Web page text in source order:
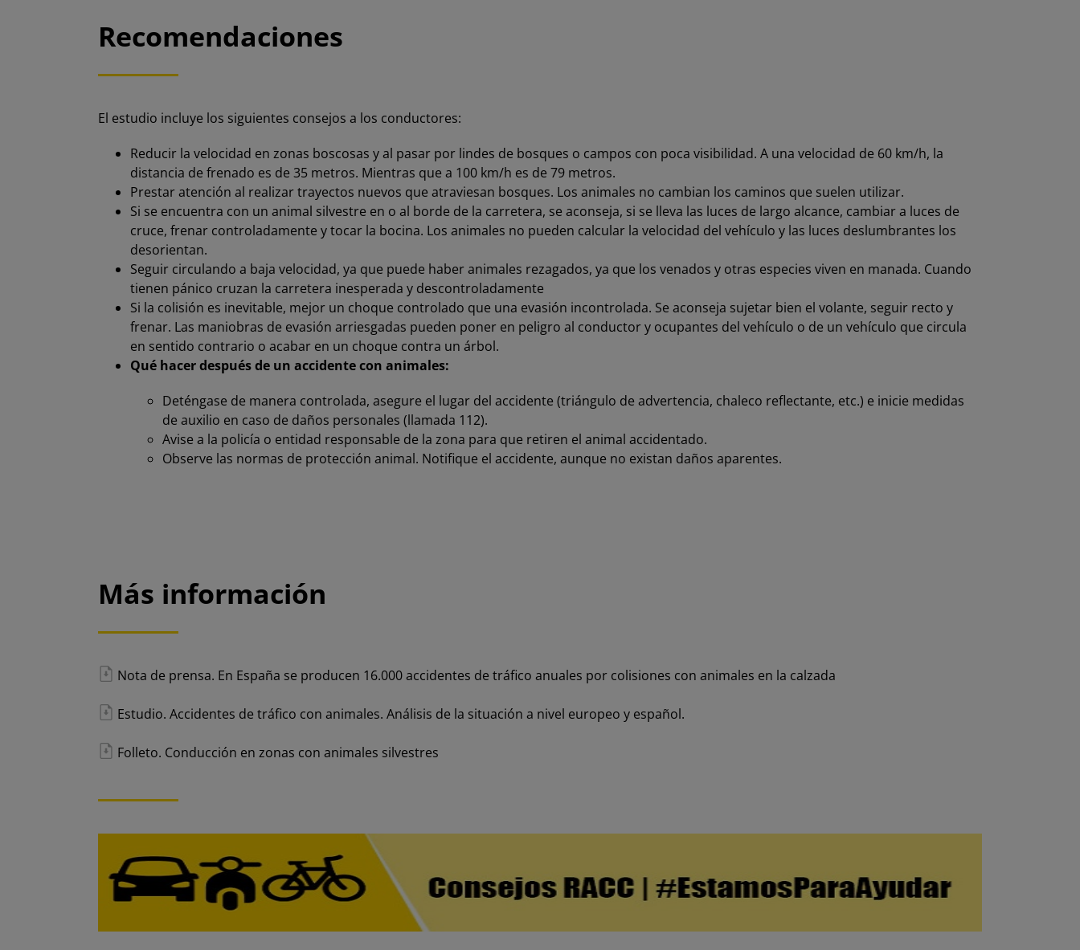
Recomendaciones
El estudio incluye los siguientes consejos a los conductores:
Reducir la velocidad en zonas boscosas y al pasar por lindes de bosques o campos con poca visibilidad. A una velocidad de 60 km/h, la
distancia de frenado es de 35 metros. Mientras que a 100 km/h es de 79 metros.
Prestar atención al realizar trayectos nuevos que atraviesan bosques. Los animales no cambian los caminos que suelen utilizar.
Si se encuentra con un animal silvestre en o al borde de la carretera, se aconseja, si se lleva las luces de largo alcance, cambiar a luces de
cruce, frenar controladamente y tocar la bocina. Los animales no pueden calcular la velocidad del vehículo y las luces deslumbrantes los
desorientan.
Seguir circulando a baja velocidad, ya que puede haber animales rezagados, ya que los venados y otras especies viven en manada. Cuando
tienen pánico cruzan la carretera inesperada y descontroladamente
Si la colisión es inevitable, mejor un choque controlado que una evasión incontrolada. Se aconseja sujetar bien el volante, seguir recto y
frenar. Las maniobras de evasión arriesgadas pueden poner en peligro al conductor y ocupantes del vehículo o de un vehículo que circula
en sentido contrario o acabar en un choque contra un árbol.
Qué hacer después de un accidente con animales:
Deténgase de manera controlada, asegure el lugar del accidente (triángulo de advertencia, chaleco reflectante, etc.) e inicie medidas
de auxilio en caso de daños personales (llamada 112).
Avise a la policía o entidad responsable de la zona para que retiren el animal accidentado.
Observe las normas de protección animal. Notifique el accidente, aunque no existan daños aparentes.
Más información
Nota de prensa. En España se producen 16.000 accidentes de tráfico anuales por colisiones con animales en la calzada
Estudio. Accidentes de tráfico con animales. Análisis de la situación a nivel europeo y español.
Folleto. Conducción en zonas con animales silvestres